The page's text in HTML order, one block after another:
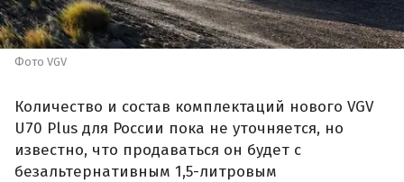
Фото VGV
Количество и состав комплектаций нового VGV
U70 Plus для России пока не уточняется, но
известно, что продаваться он будет с
безальтернативным 1,5-литровым